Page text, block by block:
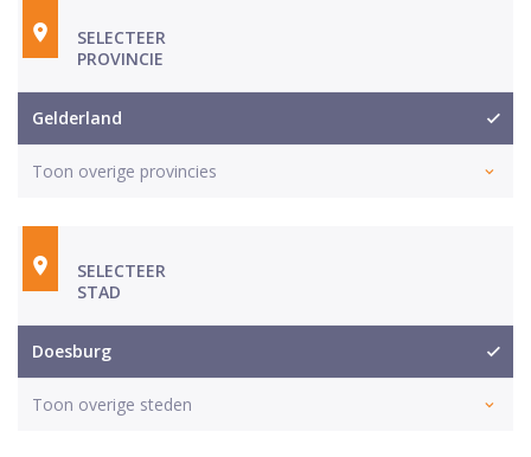
SELECTEER
PROVINCIE
Gelderland
Toon overige provincies
SELECTEER
STAD
Doesburg
Toon overige steden